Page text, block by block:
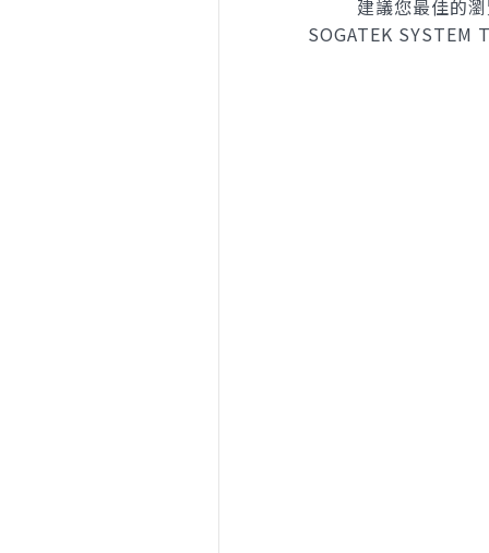
建議您最佳的
SOGATEK SYSTEM